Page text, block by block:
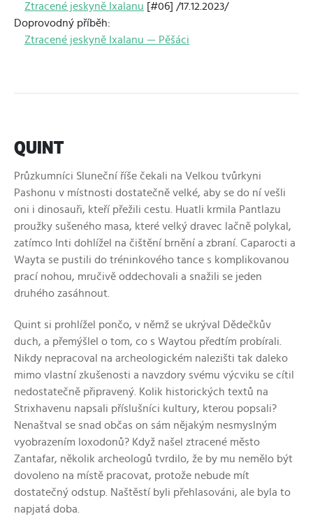
Ztracené jeskyně Ixalanu [#06] /17.12.2023/
Doprovodný příběh:
Ztracené jeskyně Ixalanu — Pěšáci
QUINT
Průzkumníci Sluneční říše čekali na Velkou tvůrkyni
Pashonu v místnosti dostatečně velké, aby se do ní vešli
oni i dinosauři, kteří přežili cestu. Huatli krmila Pantlazu
proužky sušeného masa, které velký dravec lačně polykal,
zatímco Inti dohlížel na čištění brnění a zbraní. Caparocti a
Wayta se pustili do tréninkového tance s komplikovanou
prací nohou, mručivě oddechovali a snažili se jeden
druhého zasáhnout.
Quint si prohlížel pončo, v němž se ukrýval Dědečkův
duch, a přemýšlel o tom, co s Waytou předtím probírali.
Nikdy nepracoval na archeologickém nalezišti tak daleko
mimo vlastní zkušenosti a navzdory svému výcviku se cítil
nedostatečně připravený. Kolik historických textů na
Strixhavenu napsali příslušníci kultury, kterou popsali?
Nenaštval se snad občas on sám nějakým nesmyslným
vyobrazením loxodonů? Když našel ztracené město
Zantafar, několik archeologů tvrdilo, že by mu nemělo být
dovoleno na místě pracovat, protože nebude mít
dostatečný odstup. Naštěstí byli přehlasováni, ale byla to
napjatá doba.